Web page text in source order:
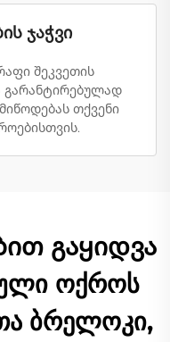
ჯაჭვი
შეკვეთის
გარანტირებულად
თქვენი
გაყიდვა
ოქროს
ბრელოკი,